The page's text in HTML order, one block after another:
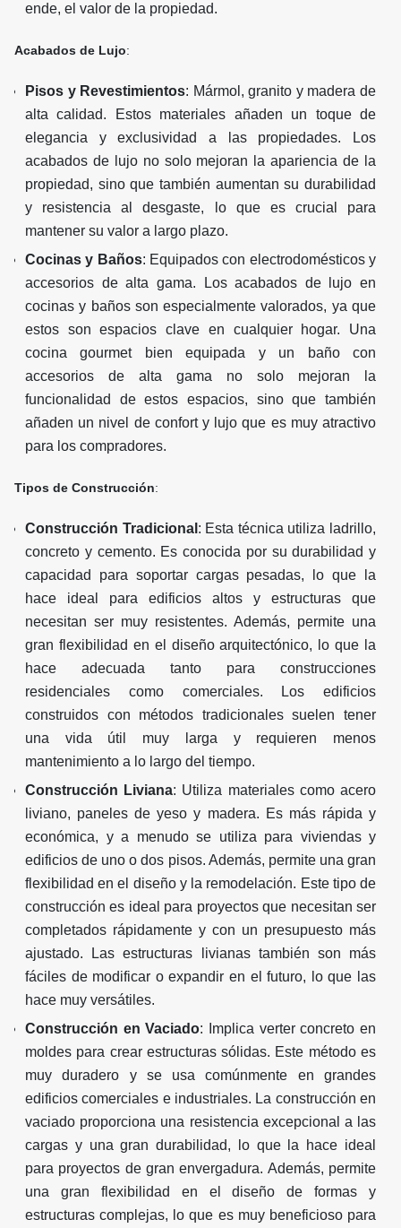
ende, el valor de la propiedad.
Acabados de Lujo:
Pisos y Revestimientos: Mármol, granito y madera de
alta calidad. Estos materiales añaden un toque de
elegancia y exclusividad a las propiedades. Los
acabados de lujo no solo mejoran la apariencia de la
propiedad, sino que también aumentan su durabilidad
y resistencia al desgaste, lo que es crucial para
mantener su valor a largo plazo.
Cocinas y Baños: Equipados con electrodomésticos y
accesorios de alta gama. Los acabados de lujo en
cocinas y baños son especialmente valorados, ya que
estos son espacios clave en cualquier hogar. Una
cocina gourmet bien equipada y un baño con
accesorios de alta gama no solo mejoran la
funcionalidad de estos espacios, sino que también
añaden un nivel de confort y lujo que es muy atractivo
para los compradores.
Tipos de Construcción:
Construcción Tradicional : Esta técnica utiliza ladrillo,
concreto y cemento. Es conocida por su durabilidad y
capacidad para soportar cargas pesadas, lo que la
hace ideal para edificios altos y estructuras que
necesitan ser muy resistentes. Además, permite una
gran flexibilidad en el diseño arquitectónico, lo que la
hace adecuada tanto para construcciones
residenciales como comerciales. Los edificios
construidos con métodos tradicionales suelen tener
una vida útil muy larga y requieren menos
mantenimiento a lo largo del tiempo.
Construcción Liviana: Utiliza materiales como acero
liviano, paneles de yeso y madera. Es más rápida y
económica, y a menudo se utiliza para viviendas y
edificios de uno o dos pisos. Además, permite una gran
flexibilidad en el diseño y la remodelación. Este tipo de
construcción es ideal para proyectos que necesitan ser
completados rápidamente y con un presupuesto más
ajustado. Las estructuras livianas también son más
fáciles de modificar o expandir en el futuro, lo que las
hace muy versátiles.
Construcción en Vaciado: Implica verter concreto en
moldes para crear estructuras sólidas. Este método es
muy duradero y se usa comúnmente en grandes
edificios comerciales e industriales. La construcción en
vaciado proporciona una resistencia excepcional a las
cargas y una gran durabilidad, lo que la hace ideal
para proyectos de gran envergadura. Además, permite
una gran flexibilidad en el diseño de formas y
estructuras complejas, lo que es muy beneficioso para